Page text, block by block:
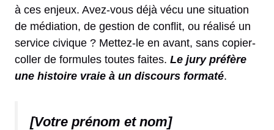
à ces enjeux. Avez-vous déjà vécu une situation
de médiation, de gestion de conflit, ou réalisé un
service civique ? Mettez-le en avant, sans copier-
coller de formules toutes faites. Le jury préfère
une histoire vraie à un discours formaté.
[Votre prénom et nom]